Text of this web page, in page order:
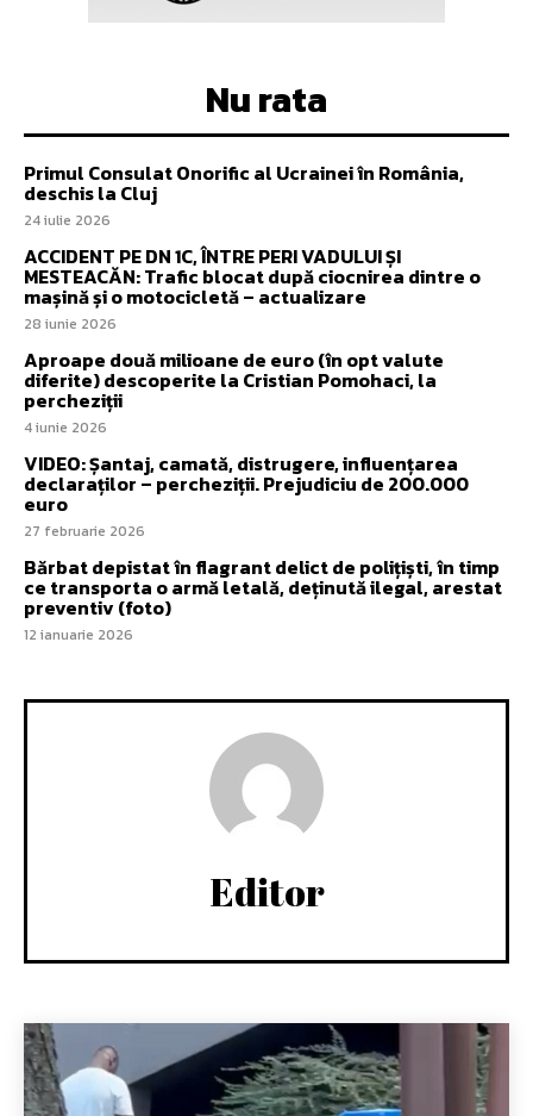
Nu rata
Primul Consulat Onorific al Ucrainei în România,
deschis la Cluj
24 iulie 2026
ACCIDENT PE DN 1C, ÎNTRE PERI VADULUI ȘI
MESTEACĂN: Trafic blocat după ciocnirea dintre o
mașină și o motocicletă – actualizare
28 iunie 2026
Aproape două milioane de euro (în opt valute
diferite) descoperite la Cristian Pomohaci, la
percheziții
4 iunie 2026
VIDEO: Șantaj, camată, distrugere, influențarea
declaraților – percheziții. Prejudiciu de 200.000
euro
27 februarie 2026
Bărbat depistat în flagrant delict de polițiști, în timp
ce transporta o armă letală, deținută ilegal, arestat
preventiv (foto)
12 ianuarie 2026
Editor